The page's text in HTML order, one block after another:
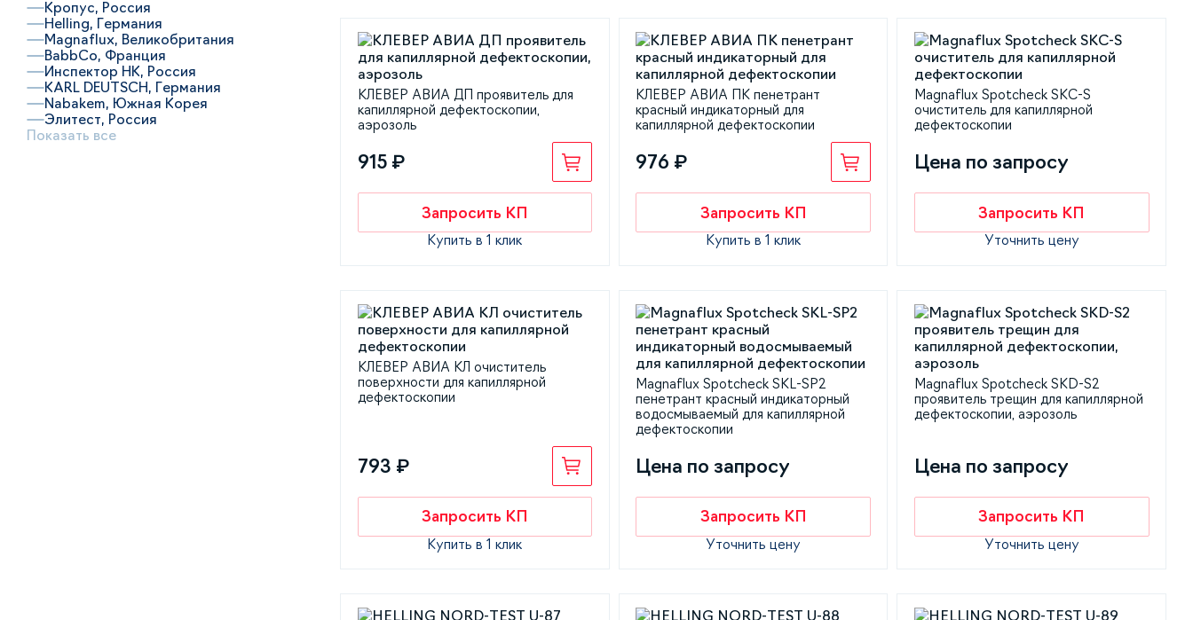
Кропус, Россия
Helling, Германия
Magnaflux, Великобритания
BabbCo, Франция
Инспектор НК, Россия
KARL DEUTSCH, Германия
Nabakem, Южная Корея
Элитест, Россия
Показать все
КЛЕВЕР АВИА ДП проявитель для
капиллярной дефектоскопии,
аэрозоль
915 ₽
Запросить КП
Купить в 1 клик
КЛЕВЕР АВИА ПК пенетрант
красный индикаторный для
капиллярной дефектоскопии
976 ₽
Запросить КП
Купить в 1 клик
Magnaflux Spotcheck SKC-S
очиститель для капиллярной
дефектоскопии
Цена по запросу
Запросить КП
Уточнить цену
КЛЕВЕР АВИА КЛ очиститель
поверхности для капиллярной
дефектоскопии
793 ₽
Запросить КП
Купить в 1 клик
Magnaflux Spotcheck SKL-SP2
пенетрант красный индикаторный
водосмываемый для капиллярной
дефектоскопии
Цена по запросу
Запросить КП
Уточнить цену
Magnaflux Spotcheck SKD-S2
проявитель трещин для капиллярной
дефектоскопии, аэрозоль
Цена по запросу
Запросить КП
Уточнить цену